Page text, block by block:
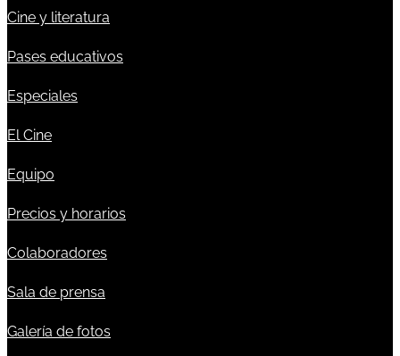
Cine y literatura
Pases educativos
Especiales
El Cine
Equipo
Precios y horarios
Colaboradores
Sala de prensa
Galería de fotos